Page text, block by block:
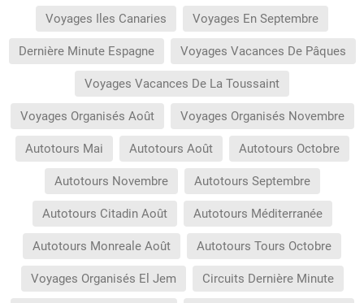
Voyages Iles Canaries Voyages En Septembre
Dernière Minute Espagne Voyages Vacances De Pâques
Voyages Vacances De La Toussaint
Voyages Organisés Août Voyages Organisés Novembre
Autotours Mai Autotours Août Autotours Octobre
Autotours Novembre Autotours Septembre
Autotours Citadin Août Autotours Méditerranée
Autotours Monreale Août Autotours Tours Octobre
Voyages Organisés El Jem Circuits Dernière Minute